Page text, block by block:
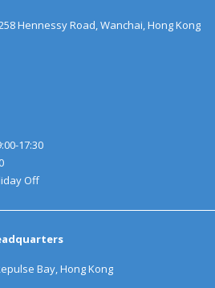
Hennessy Road, Wanchai, Hong Kong
17:30
Off
Bay, Hong Kong